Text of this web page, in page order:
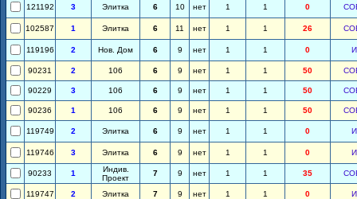
121192 3 Элитка 6 10 нет 1 1 0
102587 1 Элитка 6 11 нет 1 1 26
119196 2 Нов. Дом 6 9 нет 1 1 0
90231 2 106 6 9 нет 1 1 50
90229 3 106 6 9 нет 1 1 50
90236 1 106 6 9 нет 1 1 50
119749 2 Элитка 6 9 нет 1 1 0
119746 3 Элитка 6 9 нет 1 1 0
90233 1
Индив.
Проект
7 9 нет 1 1 35
119747 2 Элитка 7 9 нет 1 1 0